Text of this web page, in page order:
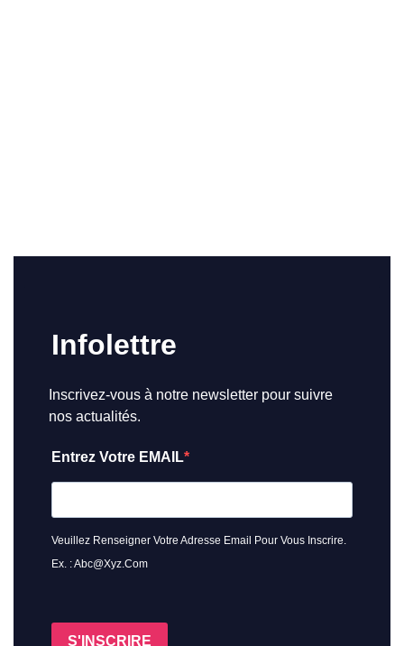
Infolettre
Inscrivez-vous à notre newsletter pour suivre
nos actualités.
Entrez Votre EMAIL
Veuillez Renseigner Votre Adresse Email Pour Vous Inscrire.
Ex. : Abc@xyz.com
S'INSCRIRE